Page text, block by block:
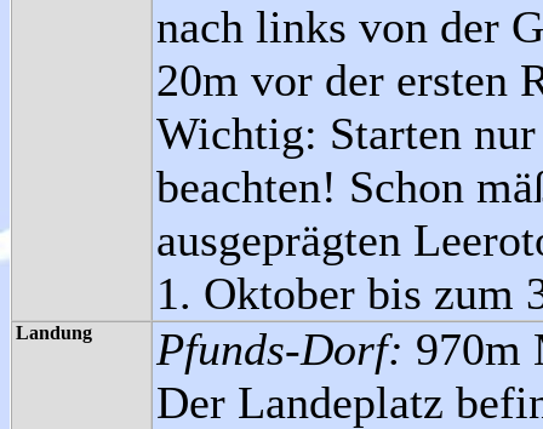
nach links von der
20m vor der ersten
Wichtig: Starten
beachten! Schon
ausgeprägten
1. Oktober bis zum
Landung Pfunds-Dorf: 970m
Der Landeplatz